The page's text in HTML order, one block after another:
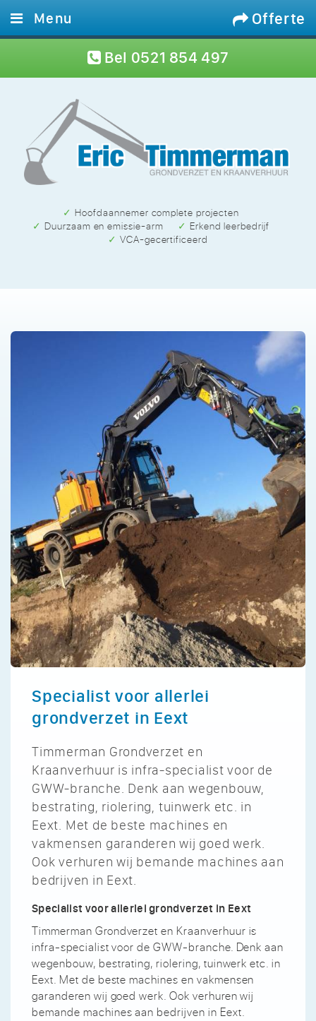
Bel 0521 854 497
Offerte
✓ Hoofdaannemer complete projecten
✓ Duurzaam en emissie-arm
✓ Erkend leerbedrijf
✓ VCA-gecertificeerd
Menu
Diensten
Materieel
Projecten
Werken bij
Specialist voor allerlei
grondverzet in Eext
Timmerman Grondverzet en
Kraanverhuur is infra-specialist voor de
GWW-branche. Denk aan wegenbouw,
bestrating, riolering, tuinwerk etc. in
Eext. Met de beste machines en
vakmensen garanderen wij goed werk.
Ook verhuren wij bemande machines aan
bedrijven in Eext.
Specialist voor allerlei grondverzet in Eext
Timmerman Grondverzet en Kraanverhuur is
infra-specialist voor de GWW-branche. Denk aan
wegenbouw, bestrating, riolering, tuinwerk etc. in
Eext. Met de beste machines en vakmensen
garanderen wij goed werk. Ook verhuren wij
bemande machines aan bedrijven in Eext.